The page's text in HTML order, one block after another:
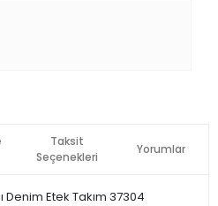
Taksit
Seçenekleri
Yorumlar
Etek Takım 37304